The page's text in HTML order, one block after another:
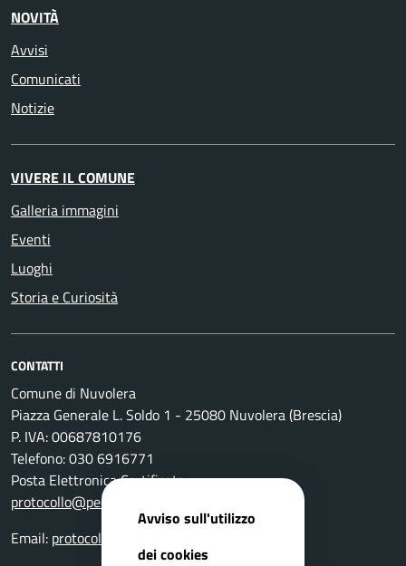
NOVITÀ
Avvisi
Comunicati
Notizie
VIVERE IL COMUNE
Galleria immagini
Eventi
Luoghi
Storia e Curiosità
CONTATTI
Comune di Nuvolera
Piazza Generale L. Soldo 1 - 25080 Nuvolera (Brescia)
P. IVA: 00687810176
Telefono: 030 6916771
Posta Elettronica Certificata:
protocollo@pec.comune.nuvolera.bs.it
Email: protocollo@comune.nuvolera.bs.it
Avviso sull'utilizzo
dei cookies